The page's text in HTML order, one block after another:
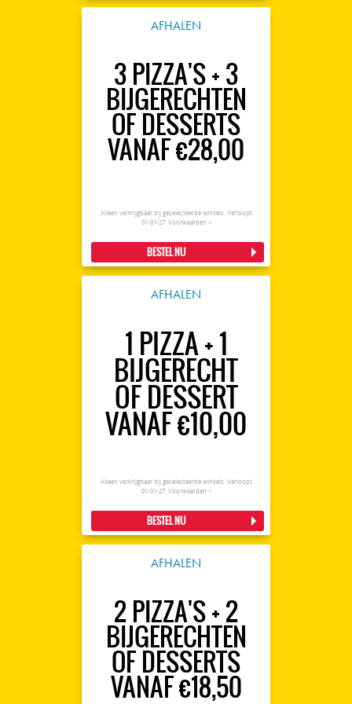
AFHALEN
3 PIZZA'S + 3
BIJGERECHTEN
OF DESSERTS
VANAF €28,00
Alleen verkrijgbaar bij geselecteerde winkels. Verloopt
01-01-27. Voorwaarden >
BESTEL NU
AFHALEN
1 PIZZA + 1
BIJGERECHT
OF DESSERT
VANAF €10,00
Alleen verkrijgbaar bij geselecteerde winkels. Verloopt
01-01-27. Voorwaarden >
BESTEL NU
AFHALEN
2 PIZZA'S + 2
BIJGERECHTEN
OF DESSERTS
VANAF €18,50